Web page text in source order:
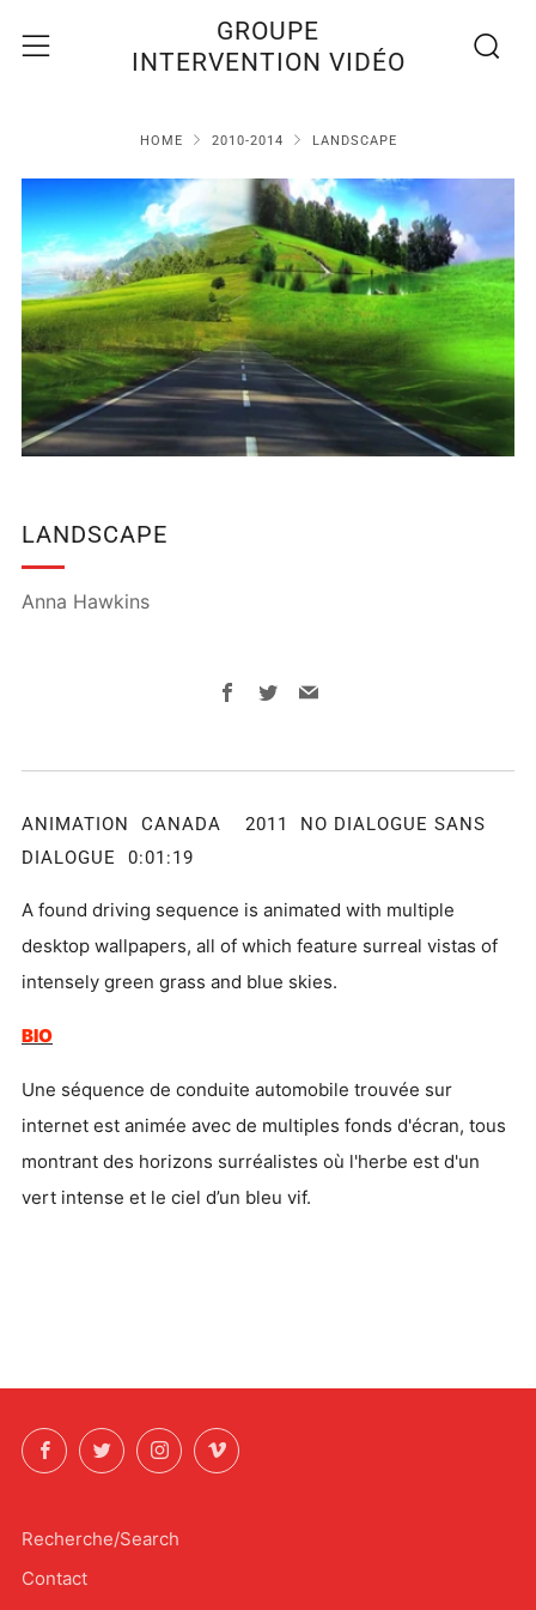
GROUPE
INTERVENTION VIDÉO
Menu
HOME 2010-2014 LANDSCAPE
LANDSCAPE
Anna Hawkins
Facebook
TwitterEmail
ANIMATION CANADA 2011 NO DIALOGUE SANS
DIALOGUE 0:01:19
A found driving sequence is animated with multiple
desktop wallpapers, all of which feature surreal vistas of
intensely green grass and blue skies.
BIO
Une séquence de conduite automobile trouvée sur
internet est animée avec de multiples fonds d'écran, tous
montrant des horizons surréalistes où l'herbe est d'un
vert intense et le ciel d’un bleu vif.
FacebookTwitterInstagramVimeo
Recherche/Search
Contact